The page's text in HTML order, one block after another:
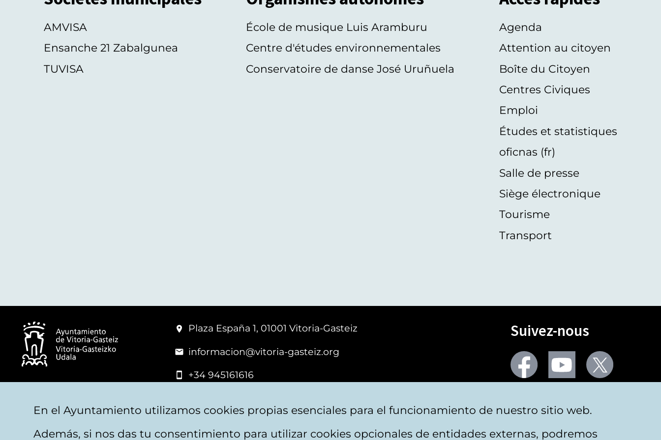
AMVISA
Ensanche 21 Zabalgunea
TUVISA
École de musique Luis Aramburu
Centre d'études environnementales
Conservatoire de danse José Uruñuela
Agenda
Attention au citoyen
Boîte du Citoyen
Centres Civiques
Emploi
Études et statistiques
oficnas (fr)
Salle de presse
Siège électronique
Tourisme
Transport
Plaza España 1, 01001 Vitoria-Gasteiz
informacion@vitoria-gasteiz.org
+34 945161616
Suivez-nous
Facebook Youtube
En el Ayuntamiento utilizamos cookies propias esenciales para el funcionamiento de nuestro sitio web.
Además, si nos das tu consentimiento para utilizar cookies opcionales de entidades externas, podremos